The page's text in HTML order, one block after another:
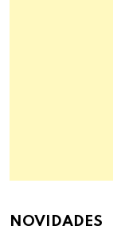
NOVIDADES